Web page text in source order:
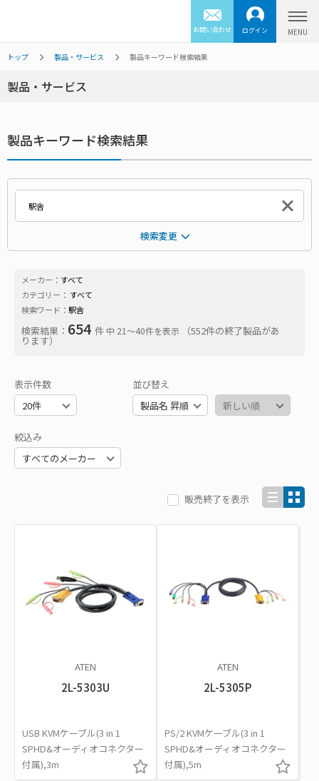
お問い合わせ ログイン
トップ 製品・サービス 製品キーワード検索結果
製品・サービス
製品キーワード検索結果
検索変更
メーカー： すべて
カテゴリー： すべて
検索ワード： 駅舎
検索結果： 654 件 中 21〜40件を表示 （552件の終了製品があ
ります）
表示件数 並び替え
絞込み
販売終了を表示
ATEN
2L-5303U
USB KVMケーブル(3 in 1
SPHD&オーディオコネクター
付属),3m
ATEN
2L-5305P
PS/2 KVMケーブル(3 in 1
SPHD&オーディオコネクター
付属),5m